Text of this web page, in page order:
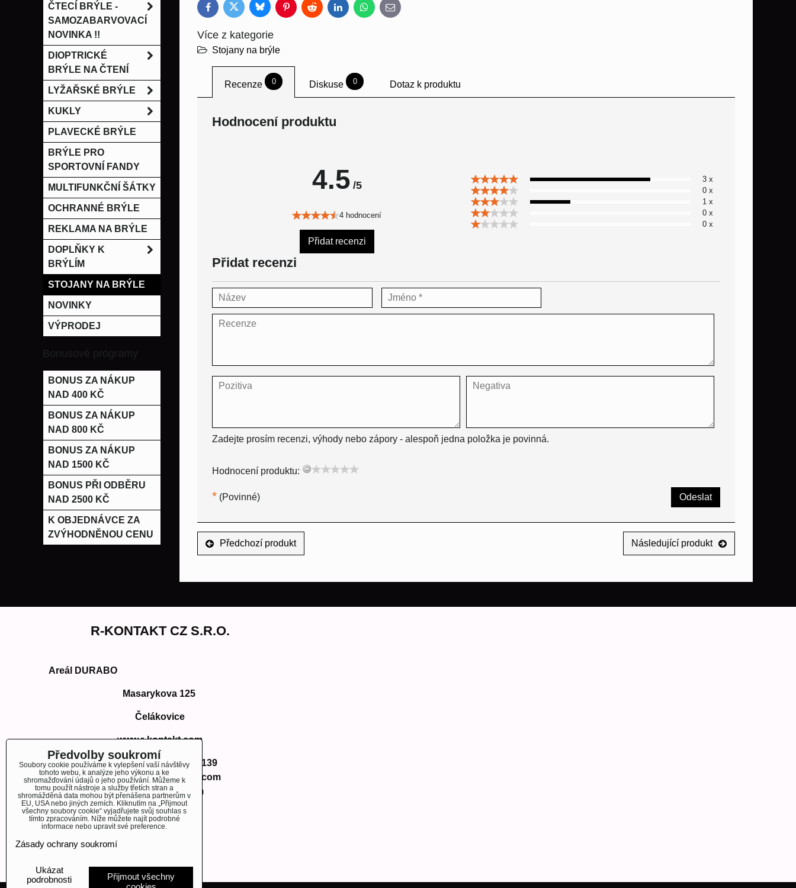
FacebookTwitter BlueskyPinterestReddit LinkedInWhatsApp
E-
mail
Více z kategorie
Stojany na brýle
Recenze 0 Diskuse 0 Dotaz k produktu
Hodnocení produktu
4.5 /5
4 hodnocení
Přidat recenzi
3 x
0 x
1 x
0 x
0 x
Přidat recenzi
Zadejte prosím recenzi, výhody nebo zápory - alespoň jedna položka je povinná.
Hodnocení produktu:
* (Povinné) Odeslat
Předchozí produkt Následující produkt
ČTECÍ BRÝLE -
SAMOZABARVOVACÍ
NOVINKA !!
DIOPTRICKÉ
BRÝLE NA ČTENÍ
LYŽAŘSKÉ BRÝLE
KUKLY
PLAVECKÉ BRÝLE
BRÝLE PRO
SPORTOVNÍ FANDY
MULTIFUNKČNÍ ŠÁTKY
OCHRANNÉ BRÝLE
REKLAMA NA BRÝLE
DOPLŇKY K
BRÝLÍM
STOJANY NA BRÝLE
NOVINKY
VÝPRODEJ
Bonusové programy
BONUS ZA NÁKUP
NAD 400 KČ
BONUS ZA NÁKUP
NAD 800 KČ
BONUS ZA NÁKUP
NAD 1500 KČ
BONUS PŘI ODBĚRU
NAD 2500 KČ
K OBJEDNÁVCE ZA
ZVÝHODNĚNOU CENU
R-KONTAKT CZ S.R.O.
Areál DURABO
Masarykova 125
Čelákovice
www.r-kontakt.com
Telefon:+420 724 350 139
E-mail: info@r-kontakt.com
info@r-kontakt.
com
OBJEDNÁVKY
Stav objednávky
Předvolby soukromí
Soubory cookie používáme k vylepšení vaší návštěvy
tohoto webu, k analýze jeho výkonu a ke
shromažďování údajů o jeho používání. Můžeme k
tomu použít nástroje a služby třetích stran a
shromážděná data mohou být přenášena partnerům v
EU, USA nebo jiných zemích. Kliknutím na „Přijmout
všechny soubory cookie“ vyjadřujete svůj souhlas s
tímto zpracováním. Níže můžete najít podrobné
informace nebo upravit své preference.
Zásady ochrany soukromí
Ukázat
podrobnosti
Přijmout všechny